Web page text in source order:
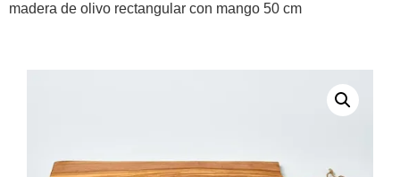
madera de olivo rectangular con mango 50 cm